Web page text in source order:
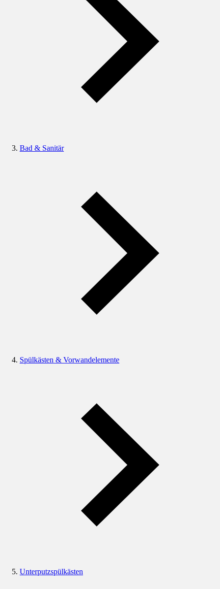
Bad & Sanitär
Spülkästen & Vorwandelemente
Unterputzspülkästen